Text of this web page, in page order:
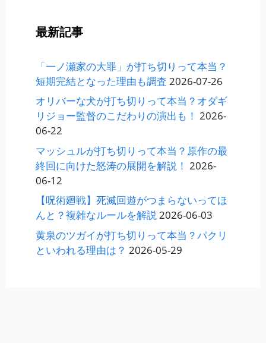
最新記事
「一ノ瀬家の大罪」が打ち切りって本当？
短期完結となった理由も調査 2026-07-26
オリバーな犬が打ち切りって本当？オダギ
リジョー監督のこだわりの演出も！ 2026-
06-22
マッシュルが打ち切りって本当？原作の最
終回に向けた怒涛の展開を解説！ 2026-
06-12
【呪術廻戦】死滅回遊がつまらないってほ
んと？複雑なルールを解説2026-06-03
黄泉のツガイが打ち切りって本当？パクリ
といわれる理由は？ 2026-05-29